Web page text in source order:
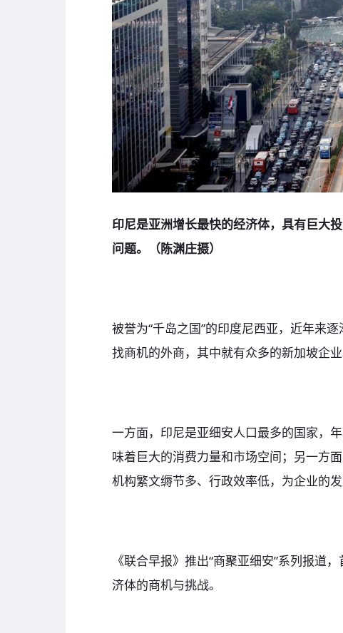
印尼是亚洲增长最快的经济体，具有巨大
问题。（陈渊庄摄）
被誉为“千岛之国”的印度尼西亚，近年来
找商机的外商，其中就有众多的新加坡企业
一方面，印尼是亚细安人口最多的国家，
味着巨大的消费力量和市场空间；另一方
机构繁文缛节多、行政效率低，为企业
《联合早报》推出“商聚亚细安”系列报道
济体的商机与挑战。